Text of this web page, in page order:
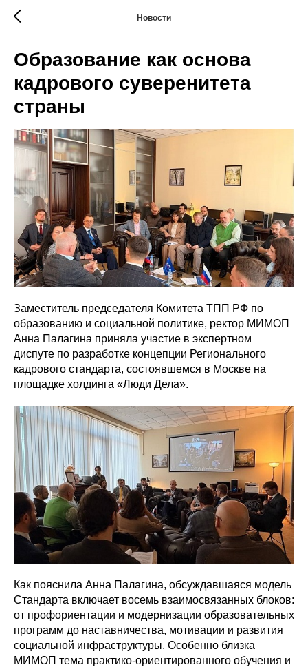
Новости
Образование как основа
кадрового суверенитета
страны
Заместитель председателя Комитета ТПП РФ по
образованию и социальной политике, ректор МИМОП
Анна Палагина приняла участие в экспертном
диспуте по разработке концепции Регионального
кадрового стандарта, состоявшемся в Москве на
площадке холдинга «Люди Дела».
Как пояснила Анна Палагина, обсуждавшаяся модель
Стандарта включает восемь взаимосвязанных блоков:
от профориентации и модернизации образовательных
программ до наставничества, мотивации и развития
социальной инфраструктуры. Особенно близка
МИМОП тема практико-ориентированного обучения и